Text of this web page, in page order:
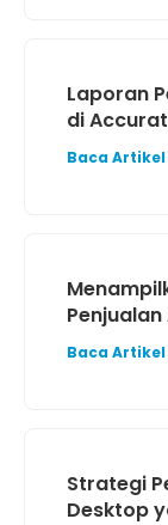
Laporan
di
Baca
Baca
Strategi
Desktop